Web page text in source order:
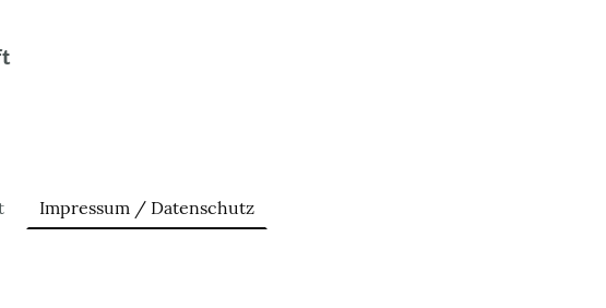
Impressum / Datenschutz